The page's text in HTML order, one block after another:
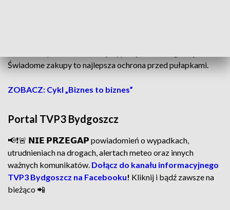
Świadome zakupy to najlepsza ochrona przed pułapkami.
ZOBACZ: Cykl „Biznes to biznes”
Portal TVP3 Bydgoszcz
📢❗🚨 𝗡𝗜𝗘 𝗣𝗥𝗭𝗘𝗚𝗔𝗣 powiadomień o wypadkach,
utrudnieniach na drogach, alertach meteo oraz innych
ważnych komunikatów. Dołącz do kanału informacyjnego
TVP3 Bydgoszcz na Facebooku! Kliknij i bądź zawsze na
bieżąco 📲